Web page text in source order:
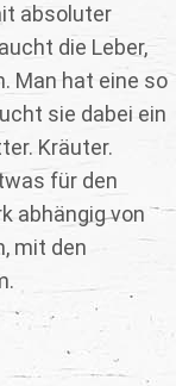
absoluter
die Leber,
Man hat eine so
sie dabei ein
Kräuter.
für den
abhängig von
mit den